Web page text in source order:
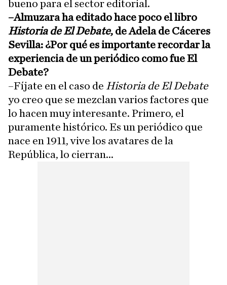
bueno para el sector editorial.
–Almuzara ha editado hace poco el libro
Historia de El Debate, de Adela de Cáceres
Sevilla: ¿Por qué es importante recordar la
experiencia de un periódico como fue El
Debate?
–Fíjate en el caso de Historia de El Debate
yo creo que se mezclan varios factores que
lo hacen muy interesante. Primero, el
puramente histórico. Es un periódico que
nace en 1911, vive los avatares de la
República, lo cierran...